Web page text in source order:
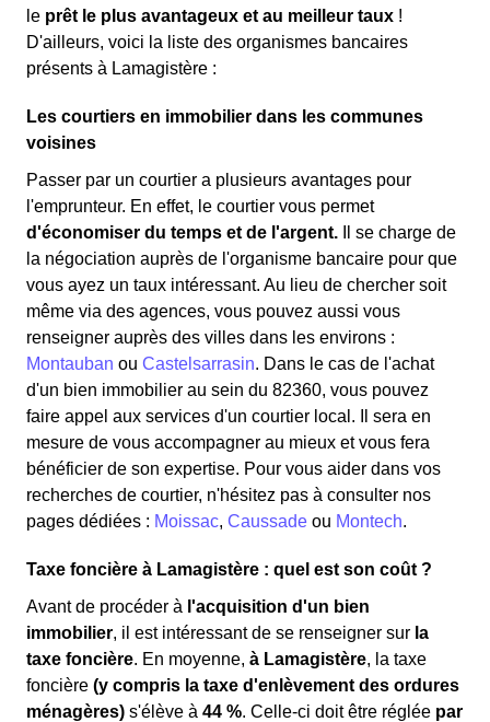
le prêt le plus avantageux et au meilleur taux !
D'ailleurs, voici la liste des organismes bancaires
présents à Lamagistère :
Les courtiers en immobilier dans les communes
voisines
Passer par un courtier a plusieurs avantages pour
l'emprunteur. En effet, le courtier vous permet
d'économiser du temps et de l'argent.
Il se charge de
la négociation auprès de l'organisme bancaire pour que
vous ayez un taux intéressant. Au lieu de chercher soit
même via des agences, vous pouvez aussi vous
renseigner auprès des villes dans les environs :
Montauban ou Castelsarrasin. Dans le cas de l'achat
d'un bien immobilier au sein du 82360, vous pouvez
faire appel aux services d'un courtier local. Il sera en
mesure de vous accompagner au mieux et vous fera
bénéficier de son expertise. Pour vous aider dans vos
recherches de courtier, n'hésitez pas à consulter nos
pages dédiées : Moissac, Caussade ou Montech.
Taxe foncière à Lamagistère : quel est son coût ?
Avant de procéder à l'acquisition d'un bien
immobilier, il est intéressant de se renseigner sur la
taxe foncière. En moyenne, à Lamagistère, la taxe
foncière (y compris la taxe d'enlèvement des ordures
ménagères) s'élève à 44 %. Celle-ci doit être réglée par